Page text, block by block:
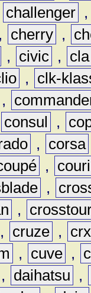
challenger
, cherry ,
, civic ,
cla
,
clk-
,
consul ,
, corsa
,
,
,
, cruze ,
crx
, cuve ,
, daihatsu
,